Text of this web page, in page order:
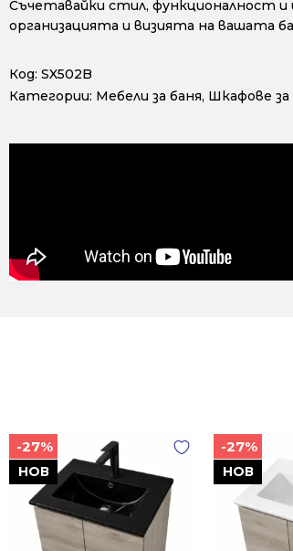
Съчетавайки стил, функционалност
организацията и визията на вашата
Код: SX502B
Категории: Мебели за баня, Шкафове
НОВ
-27%
НОВ
-27%